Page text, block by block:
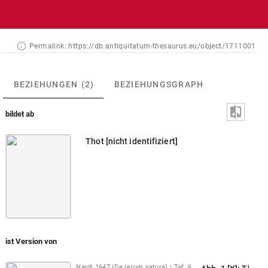
Permalink: https://db.antiquitatum-thesaurus.eu/object/1711001
BEZIEHUNGEN (2) BEZIEHUNGSGRAPH
bildet ab
Thot [nicht identifiziert]
ist Version von